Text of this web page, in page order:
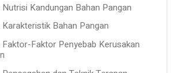
Kandungan Bahan Pangan
Bahan Pangan
Faktor Penyebab Kerusakan